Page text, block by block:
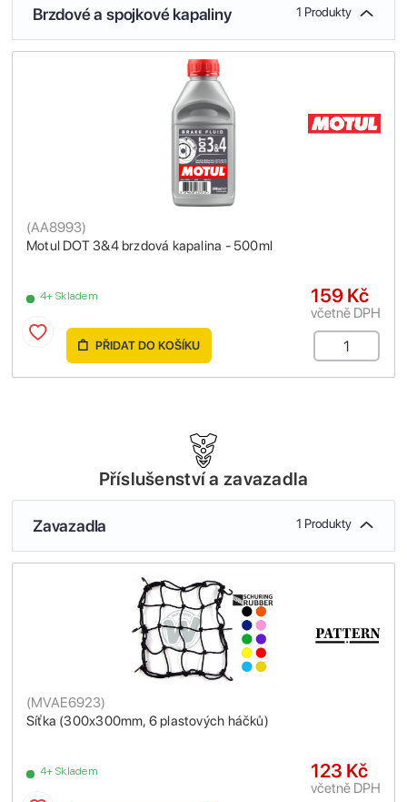
Brzdové a spojkové kapaliny 1 Produkty
Motul DOT 3&4 brzdová kapalina - 500ml
(AA8993)
4+ Skladem 159 Kč
včetně DPH
PŘIDAT DO KOŠÍKU
Příslušenství a zavazadla
Zavazadla 1 Produkty
Síťka (300x300mm, 6 plastových háčků)
(MVAE6923)
4+ Skladem 123 Kč
včetně DPH